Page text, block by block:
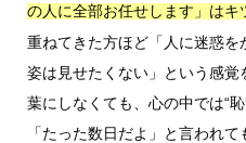
の人に全部お任せします」はキ
重ねてきた方ほど「人に迷惑
姿は見せたくない」という感
葉にしなくても、心の中では“
「たった数日だよ」と言われ